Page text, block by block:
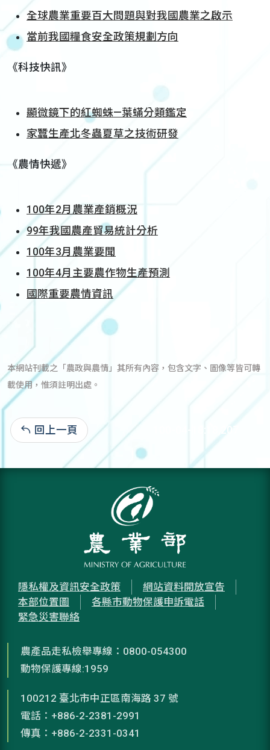
全球農業重要百大問題與對我國農業之啟示
當前我國糧食安全政策規劃方向
《科技快訊》
顯微鏡下的紅蜘蛛—葉蟎分類鑑定
家蠶生產北冬蟲夏草之技術研發
《農情快遞》
100年2月農業產銷概況
99年我國農產貿易統計分析
100年3月農業要聞
100年4月主要農作物生產預測
國際重要農情資訊
本網站刊載之「農政與農情」其所有內容，包含文字、圖像等皆可轉
載使用，惟須註明出處。
回上一頁 100-04-18:18,207
隱私權及資訊安全政策
網站資料開放宣告
本部位置圖
各縣市動物保護申訴電話
緊急災害聯絡
農產品走私檢舉專線：0800-054300
動物保護專線:1959
100212 臺北市中正區南海路 37 號
電話：+886-2-2381-2991
傳真：+886-2-2331-0341